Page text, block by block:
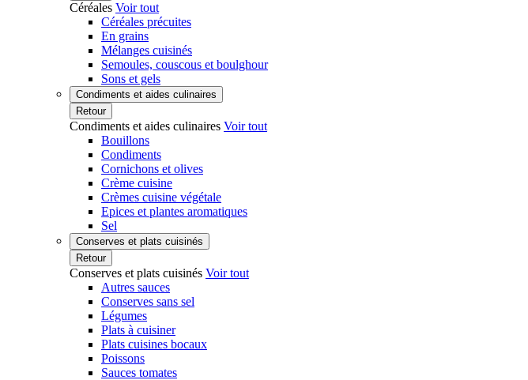
Céréales Voir tout
Céréales précuites
En grains
Mélanges cuisinés
Semoules, couscous et boulghour
Sons et gels
Condiments et aides culinaires
Retour
Condiments et aides culinaires Voir tout
Bouillons
Condiments
Cornichons et olives
Crème cuisine
Crèmes cuisine végétale
Epices et plantes aromatiques
Sel
Conserves et plats cuisinés
Retour
Conserves et plats cuisinés Voir tout
Autres sauces
Conserves sans sel
Légumes
Plats à cuisiner
Plats cuisines bocaux
Poissons
Sauces tomates